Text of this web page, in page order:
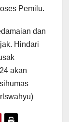
Pemilu.
dan
Hindari
akan